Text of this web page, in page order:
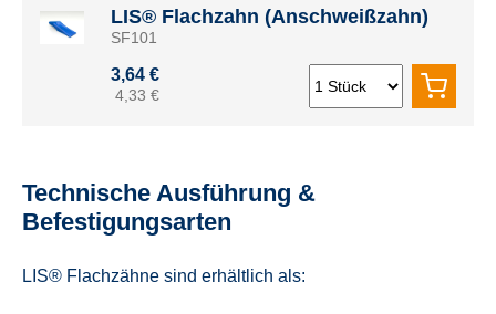
LIS® Flachzahn (Anschweißzahn)
SF101
3,64 €
4,33 €
Technische Ausführung &
Befestigungsarten
LIS® Flachzähne sind erhältlich als: